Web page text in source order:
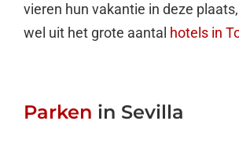
vieren hun vakantie in deze
wel uit het grote aantal hotels in
Parken in Sevilla